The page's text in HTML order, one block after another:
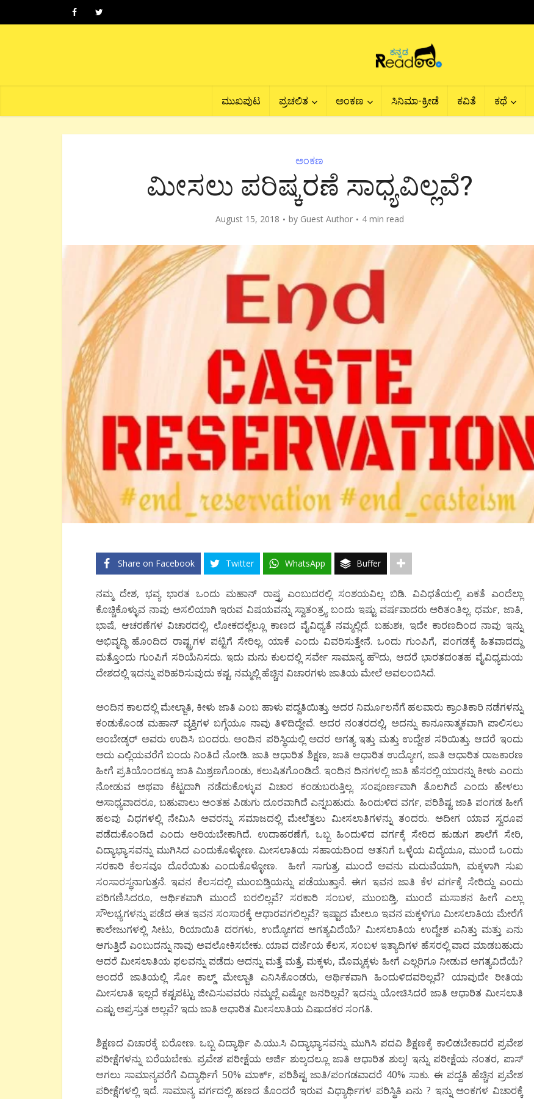
ಮುಖಪುಟ ಪ್ರಚಲಿತ ಅಂಕಣ ಸಿನಿಮಾ-ಕ್ರೀಡೆ ಕವಿತೆ ಕಥೆ
ಅಂಕಣ
ಮೀಸಲು ಪರಿಷ್ಕರಣೆ ಸಾಧ್ಯವಿಲ್ಲವೆ?
August 15, 2018 by Guest Author 4 min read
Share on Facebook Twitter WhatsApp Buffer
ನಮ್ಮ ದೇಶ, ಭವ್ಯ ಭಾರತ ಒಂದು ಮಹಾನ್ ರಾಷ್ತ್ರ ಎಂಬುದರಲ್ಲಿ ಸಂಶಯವಿಲ್ಲ ಬಿಡಿ. ವಿವಿಧತೆಯಲ್ಲಿ ಏಕತೆ ಎಂದೆಲ್ಲಾ
ಕೊಚ್ಚಿಕೊಳ್ಳುವ ನಾವು ಅಸಲಿಯಾಗಿ ಇರುವ ವಿಷಯವನ್ನು ಸ್ವಾತಂತ್ರ್ಯ ಬಂದು ಇಷ್ಟು ವರ್ಷವಾದರು ಅರಿತಂತಿಲ್ಲ. ಧರ್ಮ, ಜಾತಿ,
ಭಾಷೆ, ಆಚರಣೆಗಳ ವಿಚಾರದಲ್ಲಿ, ಲೋಕದಲ್ಲೆಲ್ಲೂ ಕಾಣದ ವೈವಿಧ್ಯತೆ ನಮ್ಮಲ್ಲಿದೆ. ಬಹುಶಃ, ಇದೇ ಕಾರಣದಿಂದ ನಾವು ಇನ್ನು
ಅಭಿವೃದ್ಧಿ ಹೊಂದಿದ ರಾಷ್ಟ್ರಗಳ ಪಟ್ಟಿಗೆ ಸೇರಿಲ್ಲ. ಯಾಕೆ ಎಂದು ವಿವರಿಸುತ್ತೇನೆ. ಒಂದು ಗುಂಪಿಗೆ, ಪಂಗಡಕ್ಕೆ ಹಿತವಾದದ್ದು
ಮತ್ತೊಂದು ಗುಂಪಿಗೆ ಸರಿಯೆನಿಸದು. ಇದು ಮನು ಕುಲದಲ್ಲಿ ಸರ್ವೇ ಸಾಮಾನ್ಯ ಹೌದು, ಆದರೆ ಭಾರತದಂತಹ ವೈವಿಧ್ಯಮಯ
ದೇಶದಲ್ಲಿ ಇದನ್ನು ಪರಿಹರಿಸುವುದು ಕಷ್ಟ. ನಮ್ಮಲ್ಲಿ ಹೆಚ್ಚಿನ ವಿಚಾರಗಳು ಜಾತಿಯ ಮೇಲೆ ಅವಲಂಬಿಸಿದೆ.
ಅಂದಿನ ಕಾಲದಲ್ಲಿ ಮೇಲ್ಜಾತಿ, ಕೀಳು ಜಾತಿ ಎಂಬ ಹಾಳು ಪದ್ದತಿಯಿತ್ತು. ಅದರ ನಿರ್ಮೂಲನೆಗೆ ಹಲವಾರು ಕ್ರಾಂತಿಕಾರಿ ನಡೆಗಳನ್ನು
ಕಂಡುಕೊಂಡ ಮಹಾನ್ ವ್ಯಕ್ತಿಗಳ ಬಗ್ಗೆಯೂ ನಾವು ತಿಳಿದಿದ್ದೇವೆ. ಅದರ ನಂತರದಲ್ಲಿ, ಅದನ್ನು ಕಾನೂನಾತ್ಮಕವಾಗಿ ಪಾಲಿಸಲು
ಅಂಬೇಡ್ಕರ್ ಅವರು ಉದಿಸಿ ಬಂದರು. ಅಂದಿನ ಪರಿಸ್ಥಿಯಲ್ಲಿ ಅದರ ಅಗತ್ಯ ಇತ್ತು ಮತ್ತು ಉದ್ದೇಶ ಸರಿಯಿತ್ತು. ಆದರೆ ಇಂದು
ಅದು ಎಲ್ಲಿಯವರೆಗೆ ಬಂದು ನಿಂತಿದೆ ನೋಡಿ. ಜಾತಿ ಆಧಾರಿತ ಶಿಕ್ಷಣ, ಜಾತಿ ಆಧಾರಿತ ಉದ್ಯೋಗ, ಜಾತಿ ಆಧಾರಿತ ರಾಜಕಾರಣ
ಹೀಗೆ ಪ್ರತಿಯೊಂದಕ್ಕೂ ಜಾತಿ ಮಿಶ್ರಣಗೊಂಡು, ಕಲುಷಿತಗೊಂಡಿದೆ. ಇಂದಿನ ದಿನಗಳಲ್ಲಿ ಜಾತಿ ಹೆಸರಲ್ಲಿ ಯಾರನ್ನು ಕೀಳು ಎಂದು
ನೋಡುವ ಅಥವಾ ಕೆಟ್ಟದಾಗಿ ನಡೆದುಕೊಳ್ಳುವ ವಿಚಾರ ಕಂಡುಬರುತ್ತಿಲ್ಲ. ಸಂಪೂರ್ಣವಾಗಿ ತೊಲಗಿದೆ ಎಂದು ಹೇಳಲು
ಅಸಾಧ್ಯವಾದರೂ, ಬಹುಪಾಲು ಅಂತಹ ಪಿಡುಗು ದೂರವಾಗಿದೆ ಎನ್ನಬಹುದು. ಹಿಂದುಳಿದ ವರ್ಗ, ಪರಿಶಿಷ್ಟ ಜಾತಿ ಪಂಗಡ ಹೀಗೆ
ಹಲವು ವಿಧಗಳಲ್ಲಿ ನೇಮಿಸಿ ಅವರನ್ನು ಸಮಾಜದಲ್ಲಿ ಮೇಲೆತ್ತಲು ಮೀಸಲಾತಿಗಳನ್ನು ತಂದರು. ಅದೀಗ ಯಾವ ಸ್ವರೂಪ
ಪಡೆದುಕೊಂಡಿದೆ ಎಂದು ಅರಿಯಬೇಕಾಗಿದೆ. ಉದಾಹರಣೆಗೆ, ಒಬ್ಬ ಹಿಂದುಳಿದ ವರ್ಗಕ್ಕೆ ಸೇರಿದ ಹುಡುಗ ಶಾಲೆಗೆ ಸೇರಿ,
ವಿದ್ಯಾಭ್ಯಾಸವನ್ನು ಮುಗಿಸಿದ ಎಂದುಕೊಳ್ಳೋಣ. ಮೀಸಲಾತಿಯ ಸಹಾಯದಿಂದ ಆತನಿಗೆ ಒಳ್ಳೆಯ ವಿದ್ಯೆಯೂ, ಮುಂದೆ ಒಂದು
ಸರಕಾರಿ ಕೆಲಸವೂ ದೊರೆಯಿತು ಎಂದುಕೊಳ್ಳೋಣ. ಹೀಗೆ ಸಾಗುತ್ತ, ಮುಂದೆ ಅವನು ಮದುವೆಯಾಗಿ, ಮಕ್ಕಳಾಗಿ ಸುಖ
ಸಂಸಾರಸ್ಥನಾಗುತ್ತನೆ. ಇವನ ಕೆಲಸದಲ್ಲಿ ಮುಂಬಡ್ತಿಯನ್ನು ಪಡೆಯುತ್ತಾನೆ. ಈಗ ಇವನ ಜಾತಿ ಕೆಳ ವರ್ಗಕ್ಕೆ ಸೇರಿದ್ದು ಎಂದು
ಪರಿಗಣಿಸಿದರೂ, ಆರ್ಥಿಕವಾಗಿ ಮುಂದೆ ಬರಲಿಲ್ಲವೆ? ಸರಕಾರಿ ಸಂಬಳ, ಮುಂಬಡ್ತಿ, ಮುಂದೆ ಮಸಾಶನ ಹೀಗೆ ಎಲ್ಲಾ
ಸೌಲಭ್ಯಗಳನ್ನು ಪಡೆದ ಈತ ಇವನ ಸಂಸಾರಕ್ಕೆ ಆಧಾರವಗಲಿಲ್ಲವೆ? ಇಷ್ಟಾದ ಮೇಲೂ ಇವನ ಮಕ್ಕಳಿಗೂ ಮೀಸಲಾತಿಯ ಮೇರೆಗೆ
ಕಾಲೇಜುಗಳಲ್ಲಿ ಸೀಟು, ರಿಯಾಯಿತಿ ದರಗಳು, ಉದ್ಯೋಗದ ಅಗತ್ಯವಿದೆಯೆ? ಮೀಸಲಾತಿಯ ಉದ್ದೇಶ ಏನಿತ್ತು ಮತ್ತು ಏನು
ಆಗುತ್ತಿದೆ ಎಂಬುದನ್ನು ನಾವು ಅವಲೋಕಿಸಬೇಕು. ಯಾವ ದರ್ಜೆಯ ಕೆಲಸ, ಸಂಬಳ ಇತ್ಯಾದಿಗಳ ಹೆಸರಲ್ಲಿ ವಾದ ಮಾಡಬಹುದು
ಆದರೆ ಮೀಸಲಾತಿಯ ಫಲವನ್ನು ಪಡೆದು ಅದನ್ನು ಮತ್ತೆ ಮತ್ತೆ, ಮಕ್ಕಳು, ಮೊಮ್ಮಕ್ಕಳು ಹೀಗೆ ಎಲ್ಲರಿಗೂ ನೀಡುವ ಅಗತ್ಯವಿದೆಯೆ?
ಅಂದರೆ ಜಾತಿಯಲ್ಲಿ ಸೋ ಕಾಲ್ಡ್ ಮೇಲ್ಜಾತಿ ಎನಿಸಿಕೊಂಡರು, ಆರ್ಥಿಕವಾಗಿ ಹಿಂದುಳಿದವರಿಲ್ಲವೆ? ಯಾವುದೇ ರೀತಿಯ
ಮೀಸಲಾತಿ ಇಲ್ಲದೆ ಕಷ್ಟಪಟ್ಟು ಜೀವಿಸುವವರು ನಮ್ಮಲ್ಲೆ ಎಷ್ಟೋ ಜನರಿಲ್ಲವೆ? ಇದನ್ನು ಯೋಚಿಸಿದರೆ ಜಾತಿ ಆಧಾರಿತ ಮೀಸಲಾತಿ
ಎಷ್ಟು ಅಪ್ರಸ್ತುತ ಅಲ್ಲವೆ? ಇದು ಜಾತಿ ಆಧಾರಿತ ಮೀಸಲಾತಿಯ ವಿಷಾದಕರ ಸಂಗತಿ.
ಶಿಕ್ಷಣದ ವಿಚಾರಕ್ಕೆ ಬರೋಣ. ಒಬ್ಬ ವಿದ್ಯಾರ್ಥಿ ಪಿ.ಯು.ಸಿ ವಿದ್ಯಾಭ್ಯಾಸವನ್ನು ಮುಗಿಸಿ ಪದವಿ ಶಿಕ್ಷಣಕ್ಕೆ ಕಾಲಿಡಬೇಕಾದರೆ ಪ್ರವೇಶ
ಪರೀಕ್ಷೆಗಳನ್ನು ಬರೆಯಬೇಕು. ಪ್ರವೇಶ ಪರೀಕ್ಷೆಯ ಅರ್ಜಿ ಶುಲ್ಕದಲ್ಲೂ ಜಾತಿ ಆಧಾರಿತ ಶುಲ್ಕ! ಇನ್ನು ಪರೀಕ್ಷೆಯ ನಂತರ, ಪಾಸ್
ಆಗಲು ಸಾಮಾನ್ಯವರೆಗೆ ವಿದ್ಯಾರ್ಥಿಗೆ 50% ಮಾರ್ಕ್, ಪರಿಶಿಷ್ಟ ಜಾತಿ/ಪಂಗಡವಾದರೆ 40% ಸಾಕು. ಈ ಪದ್ದತಿ ಹೆಚ್ಚಿನ ಪ್ರವೇಶ
ಪರೀಕ್ಷೆಗಳಲ್ಲಿ ಇದೆ. ಸಾಮಾನ್ಯ ವರ್ಗದಲ್ಲಿ ಹಣದ ತೊಂದರೆ ಇರುವ ವಿಧ್ಯಾರ್ಥಿಗಳ ಪರಿಸ್ಥಿತಿ ಏನು ? ಇನ್ನು ಅಂಕಗಳ ವಿಚಾರಕ್ಕೆ